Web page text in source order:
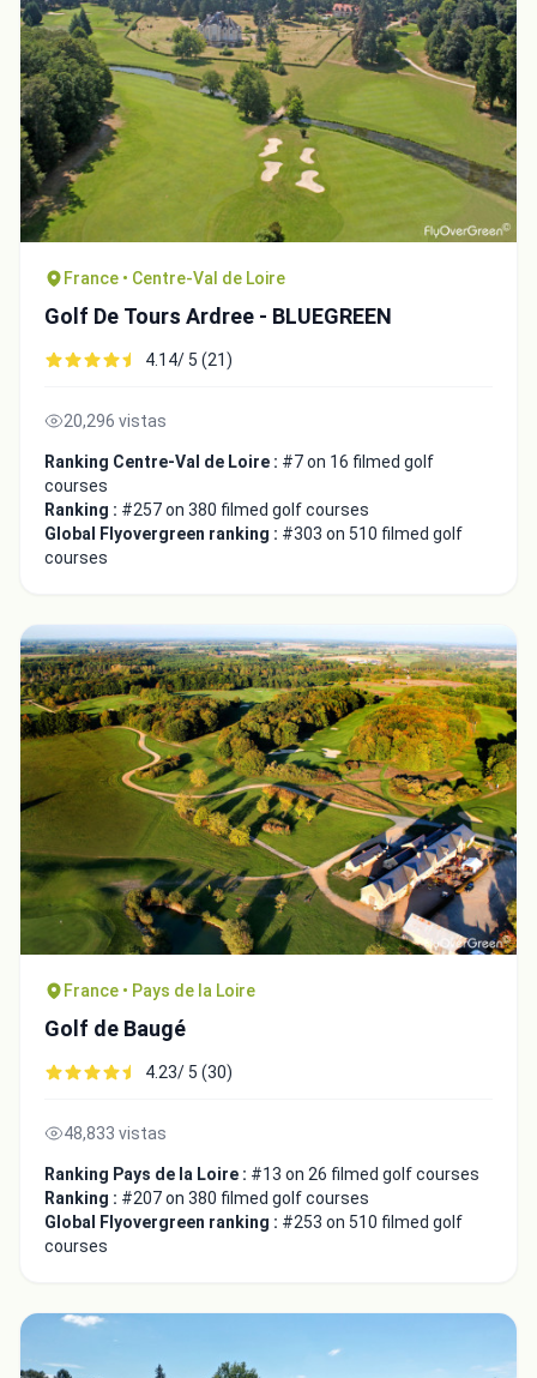
France • Centre-Val de Loire
Golf De Tours Ardree - BLUEGREEN
4.14/ 5 (21)
20,296 vistas
Ranking Centre-Val de Loire : #7 on 16 filmed golf
courses
Ranking : #257 on 380 filmed golf courses
Global Flyovergreen ranking : #303 on 510 filmed golf
courses
France • Pays de la Loire
Golf de Baugé
4.23/ 5 (30)
48,833 vistas
Ranking Pays de la Loire : #13 on 26 filmed golf courses
Ranking : #207 on 380 filmed golf courses
Global Flyovergreen ranking : #253 on 510 filmed golf
courses